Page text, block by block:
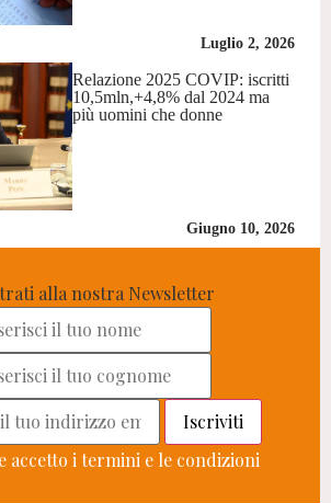
Luglio 2, 2026
Relazione 2025 COVIP: iscritti
10,5mln,+4,8% dal 2024 ma
più uomini che donne
Giugno 10, 2026
alla nostra Newsletter
accetto i termini e le condizioni